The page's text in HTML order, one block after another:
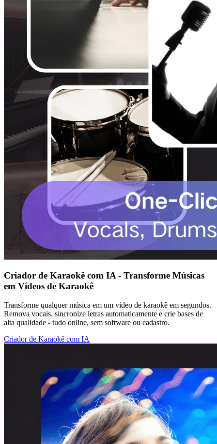
Criador de Karaokê com IA - Transforme Músicas
em Vídeos de Karaokê
Transforme qualquer música em um vídeo de karaokê em segundos.
Remova vocais, sincronize letras automaticamente e crie bases de
alta qualidade - tudo online, sem software ou cadastro.
Criador de Karaokê com IA